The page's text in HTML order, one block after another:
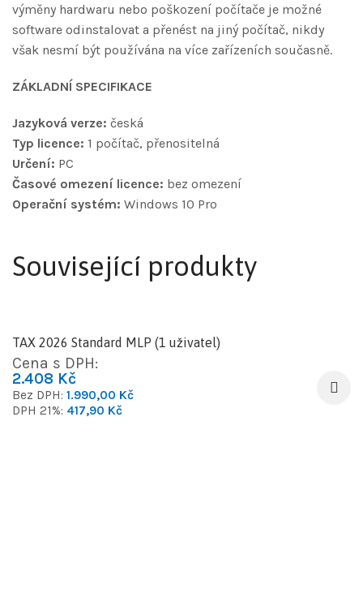
výměny hardwaru nebo poškození počítače je možné
software odinstalovat a přenést na jiný počítač, nikdy
však nesmí být používána na více zařízeních současně.
ZÁKLADNÍ SPECIFIKACE
Jazyková verze: česká
Typ licence: 1 počítač, přenositelná
Určení: PC
Časové omezení licence: bez omezení
Operační systém: Windows 10 Pro
Související produkty
TAX 2026 Standard MLP (1 uživatel)
Cena s DPH:
2.408 Kč
Bez DPH: 1.990,00 Kč
DPH 21%: 417,90 Kč